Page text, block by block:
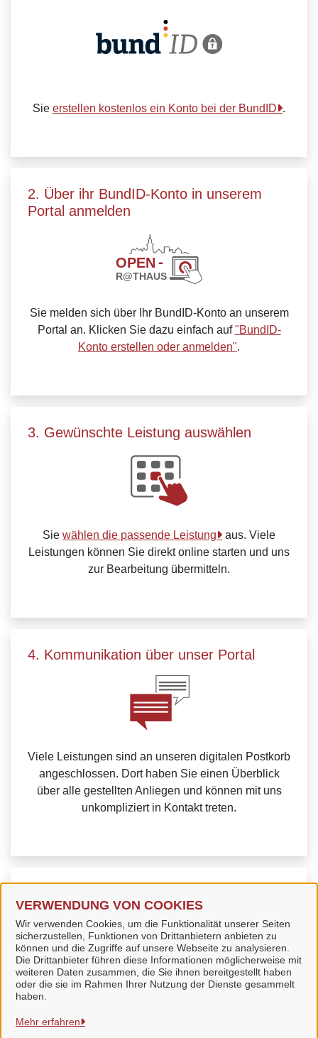
VERWENDUNG VON COOKIES
Wir verwenden Cookies, um die Funktionalität unserer Seiten
sicherzustellen, Funktionen von Drittanbietern anbieten zu
können und die Zugriffe auf unsere Webseite zu analysieren.
Die Drittanbieter führen diese Informationen möglicherweise mit
weiteren Daten zusammen, die Sie ihnen bereitgestellt haben
oder die sie im Rahmen Ihrer Nutzung der Dienste gesammelt
haben.
Mehr erfahren
Sie erstellen kostenlos ein Konto bei der BundID .
2. Über ihr BundID-Konto in unserem
Portal anmelden
Sie melden sich über Ihr BundID-Konto an unserem
Portal an. Klicken Sie dazu einfach auf"BundID-
Konto erstellen oder anmelden".
3. Gewünschte Leistung auswählen
Sie wählen die passende Leistung
aus. Viele
Leistungen können Sie direkt online starten und uns
zur Bearbeitung übermitteln.
4. Kommunikation über unser Portal
Viele Leistungen sind an unseren digitalen Postkorb
angeschlossen. Dort haben Sie einen Überblick
über alle gestellten Anliegen und können mit uns
unkompliziert in Kontakt treten.
FAQ-Seite des Bundes.
Stadt Bad Langensalza
Alle Rechte vorbehalten